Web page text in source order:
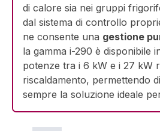
di calore sia nei gruppi
dal sistema di controllo
ne consente una gestione
la gamma i-290 è disponibile
potenze tra i 6 kW e i 27 kW
riscaldamento, permettendo
sempre la soluzione ideale